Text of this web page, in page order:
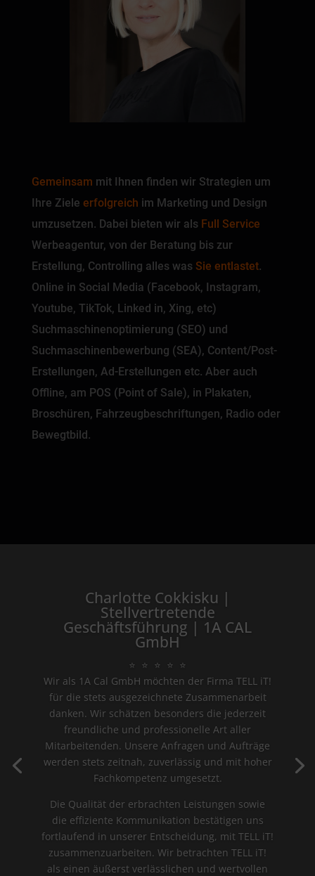
Gemeinsam mit Ihnen finden wir Strategien um
Ihre Ziele erfolgreich im Marketing und Design
umzusetzen. Dabei bieten wir als Full Service
Werbeagentur, von der Beratung bis zur
Erstellung, Controlling alles was Sie entlastet.
Online in Social Media (Facebook, Instagram,
Youtube, TikTok, Linked in, Xing, etc)
Suchmaschinenoptimierung (SEO) und
Suchmaschinenbewerbung (SEA), Content/Post-
Erstellungen, Ad-Erstellungen etc. Aber auch
Offline, am POS (Point of Sale), in Plakaten,
Broschüren, Fahrzeugbeschriftungen, Radio oder
Bewegtbild.
Charlotte Cokkisku |
Stellvertretende
Geschäftsführung | 1A CAL
GmbH
⭐ ⭐ ⭐ ⭐ ⭐
Wir als 1A Cal GmbH möchten der Firma TELL iT!
für die stets ausgezeichnete Zusammenarbeit
danken. Wir schätzen besonders die jederzeit
freundliche und professionelle Art aller
Mitarbeitenden. Unsere Anfragen und Aufträge
werden stets zeitnah, zuverlässig und mit hoher
Fachkompetenz umgesetzt.
Die Qualität der erbrachten Leistungen sowie
die effiziente Kommunikation bestätigen uns
fortlaufend in unserer Entscheidung, mit TELL iT!
zusammenzuarbeiten. Wir betrachten TELL iT!
als einen äußerst verlässlichen und wertvollen